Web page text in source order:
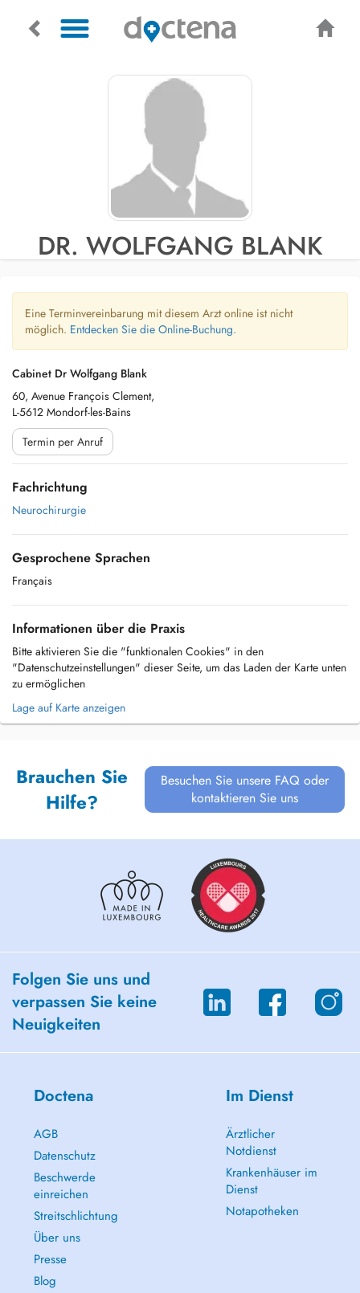
DR. WOLFGANG BLANK
Eine Terminvereinbarung mit diesem Arzt online ist nicht
möglich. Entdecken Sie die Online-Buchung.
Cabinet Dr Wolfgang Blank
60, Avenue François Clement,
L-5612 Mondorf-les-Bains
Termin per Anruf
Fachrichtung
Neurochirurgie
Gesprochene Sprachen
Français
Informationen über die Praxis
Bitte aktivieren Sie die "funktionalen Cookies" in den
"Datenschutzeinstellungen" dieser Seite, um das Laden der Karte unten
zu ermöglichen
Lage auf Karte anzeigen
Brauchen Sie
Hilfe?
Besuchen Sie unsere FAQ oder
kontaktieren Sie uns
Folgen Sie uns und
verpassen Sie keine
Neuigkeiten
Doctena
AGB
Datenschutz
Beschwerde
einreichen
Streitschlichtung
Über uns
Presse
Blog
Im Dienst
Ärztlicher
Notdienst
Krankenhäuser im
Dienst
Notapotheken